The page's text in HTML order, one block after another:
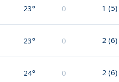
23° 0 1 (5)
23° 0 2 (6)
24° 0 2 (6)